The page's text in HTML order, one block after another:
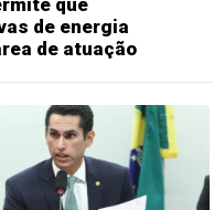
que
de energia
de atuação